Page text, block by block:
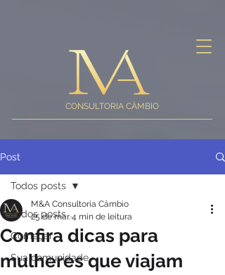
CONSULTORIA CÂMBIO
Post
Todos posts
Começar
Sua comunidade
Todos posts
Confira dicas para
mulheres que viajam
M&A Consultoria Câmbio
25 de mar.4 min de leitura